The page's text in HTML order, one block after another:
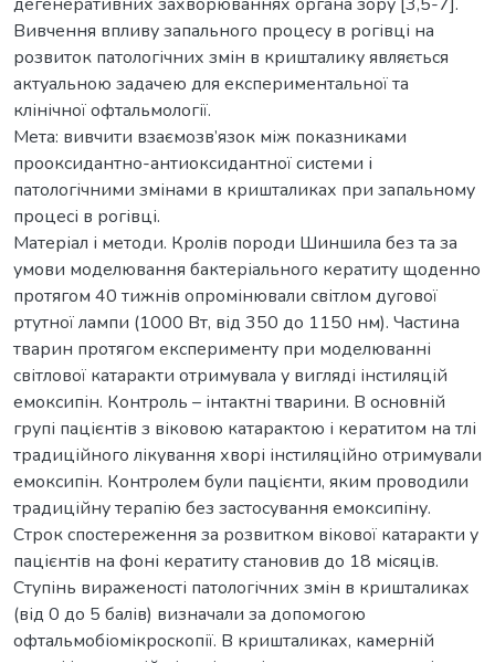
Вивчення впливу запального процесу в рогівці на
розвиток патологічних змін в кришталику являється
актуальною задачею для експериментальної та
клінічної офтальмології.
Мета: вивчити взаємозв’язок між показниками
прооксидантно-антиоксидантної системи і
патологічними змінами в кришталиках при запальному
процесі в рогівці.
Матеріал і методи. Кролів породи Шиншила без та за
умови моделювання бактеріального кератиту щоденно
протягом 40 тижнів опромінювали світлом дугової
ртутної лампи (1000 Вт, від 350 до 1150 нм). Частина
тварин протягом експерименту при моделюванні
світлової катаракти отримувала у вигляді інстиляцій
емоксипін. Контроль – інтактні тварини. В основній
групі пацієнтів з віковою катарактою і кератитом на тлі
традиційного лікування хворі інстиляційно отримували
емоксипін. Контролем були пацієнти, яким проводили
традиційну терапію без застосування емоксипіну.
Строк спостереження за розвитком вікової катаракти у
пацієнтів на фоні кератиту становив до 18 місяців.
Ступінь вираженості патологічних змін в кришталиках
(від 0 до 5 балів) визначали за допомогою
офтальмобіомікроскопії. В кришталиках, камерній